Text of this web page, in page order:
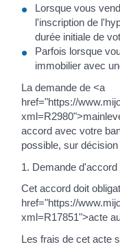
Lorsque vous
l'inscription de
durée initiale de
Parfois lorsque
immobilier avec
La demande de <a
href="https://
accord avec votre
possible, sur
1. Demande
Cet accord doit
href="https://
xml=R17851">acte
Les frais de cet acte